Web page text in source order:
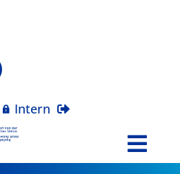
Intern